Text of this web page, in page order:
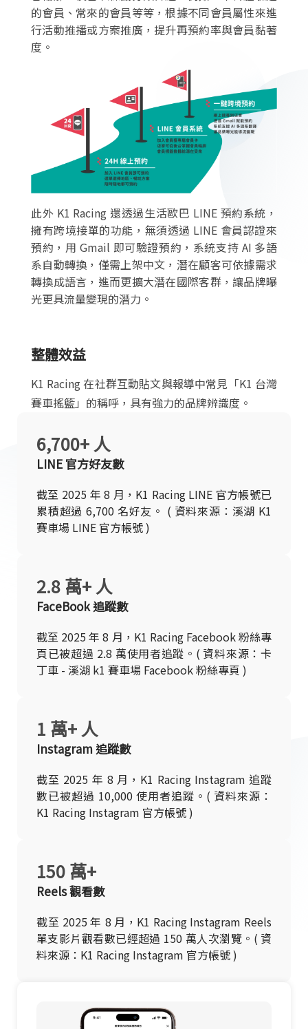
的會員、常來的會員等等，根據不同會員屬性來進
行活動推播或方案推廣，提升再預約率與會員黏著
度。
此外 K1 Racing 還透過生活歐巴 LINE 預約系統，
擁有跨境接單的功能，無須透過 LINE 會員認證來
預約，用 Gmail 即可驗證預約，系統支持 AI 多語
系自動轉換，僅需上架中文，潛在顧客可依據需求
轉換成語言，進而更擴大潛在國際客群，讓品牌曝
光更具流量變現的潛力。
整體效益
K1 Racing 在社群互動貼文與報導中常見「K1 台灣
賽車搖籃」的稱呼，具有強力的品牌辨識度。
LINE 官方好友數
截至 2025 年 8 月，K1 Racing LINE 官方帳號已
累積超過 6,700 名好友。 ( 資料來源：溪湖 K1
賽車場 LINE 官方帳號 )
6,700+ 人
FaceBook 追蹤數
截至 2025 年 8 月，K1 Racing Facebook 粉絲專
頁已被超過 2.8 萬使用者追蹤。( 資料來源：卡
丁車 - 溪湖 k1 賽車場 Facebook 粉絲專頁 )
2.8 萬+ 人
Instagram 追蹤數
截至 2025 年 8 月，K1 Racing Instagram 追蹤
數已被超過 10,000 使用者追蹤。( 資料來源：
K1 Racing Instagram 官方帳號 )
1 萬+ 人
Reels 觀看數
截至 2025 年 8 月，K1 Racing Instagram Reels
單支影片觀看數已經超過 150 萬人次瀏覽。( 資
料來源：K1 Racing Instagram 官方帳號 )
150 萬+